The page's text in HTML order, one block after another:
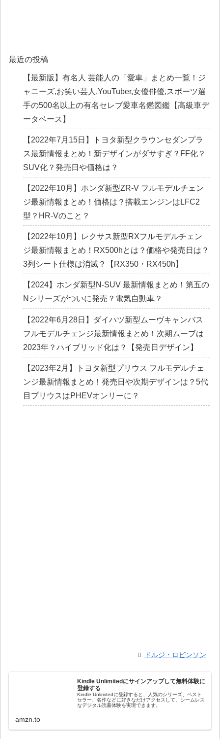
最近の投稿
【最新版】有名人 芸能人の「愛車」まとめ一覧！ジ
ャニーズ,お笑い芸人,YouTuber,女優俳優,スポーツ選
手の500名以上の有名セレブ愛車名鑑図鑑【高級車デ
ータベース】
【2022年7月15日】トヨタ新型クラウンセダンプラ
ス最新情報まとめ！新デザインがダサすぎ？FF化？
SUV化？発売日や価格は？
【2022年10月】ホンダ新型ZR-V フルモデルチェン
ジ最新情報まとめ！価格は？搭載エンジンはLFC2
型？HR-Vのこと？
【2022年10月】レクサス新型RXフルモデルチェン
ジ最新情報まとめ！RX500hとは？価格や発売日は？
3列シート仕様は消滅？【RX350・RX450h】
【2024】ホンダ新型N-SUV 最新情報まとめ！第五の
Nシリーズがついに発売？電気自動車？
【2022年6月28日】ダイハツ新型ムーヴキャンバス
フルモデルチェンジ最新情報まとめ！次期ムーブは
2023年？ハイブリッド化は？【発売日デザイン】
【2023年2月】トヨタ新型プリウス フルモデルチェ
ンジ最新情報まとめ！発売日や次期デザインは？5代
目プリウスはPHEVオンリーに？
ドルジ・ロビンソン
Kindle Unlimitedにサインアップして無料体験に
登録する
Kindle Unlimitedに登録すると、人気のシリーズ、ベスト
セラー、名作などに好きなだけアクセスして、シームレス
なデジタル読書体験を実現できます。
amzn.to